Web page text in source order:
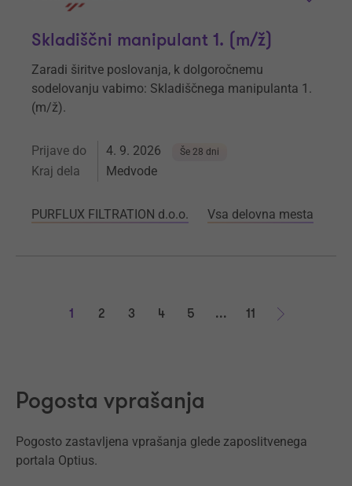
Skladiščni manipulant 1. (m/ž)
Zaradi širitve poslovanja, k dolgoročnemu
sodelovanju vabimo: Skladiščnega manipulanta 1.
(m/ž).
Prijave do 4. 9. 2026 Še 28 dni
Kraj dela Medvode
PURFLUX FILTRATION d.o.o. Vsa delovna mesta
1 2 3 4 5 ...
11
Pogosta vprašanja
Pogosto zastavljena vprašanja glede zaposlitvenega
portala Optius.